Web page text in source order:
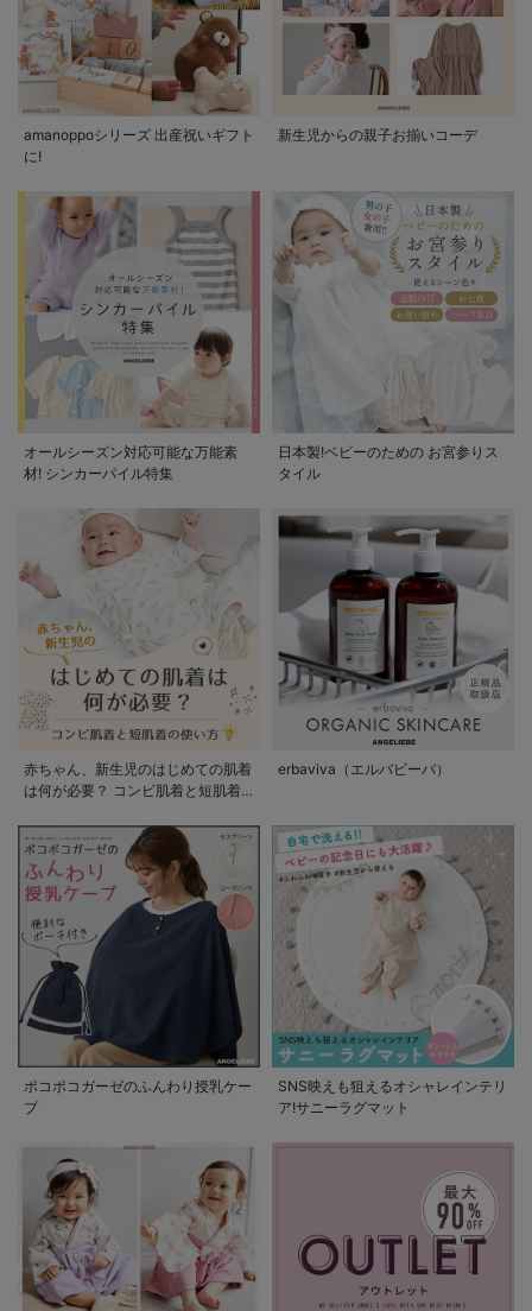
amanoppoシリーズ 出産祝いギフト
に!
新生児からの親子お揃いコーデ
オールシーズン対応可能な万能素
材! シンカーパイル特集
日本製!ベビーのための お宮参りス
タイル
赤ちゃん、新生児のはじめての肌着
は何が必要？ コンビ肌着と短肌着
erbaviva（エルバビーバ）
ポコポコガーゼのふんわり授乳ケー
プ
SNS映えも狙えるオシャレインテリ
ア!サニーラグマット